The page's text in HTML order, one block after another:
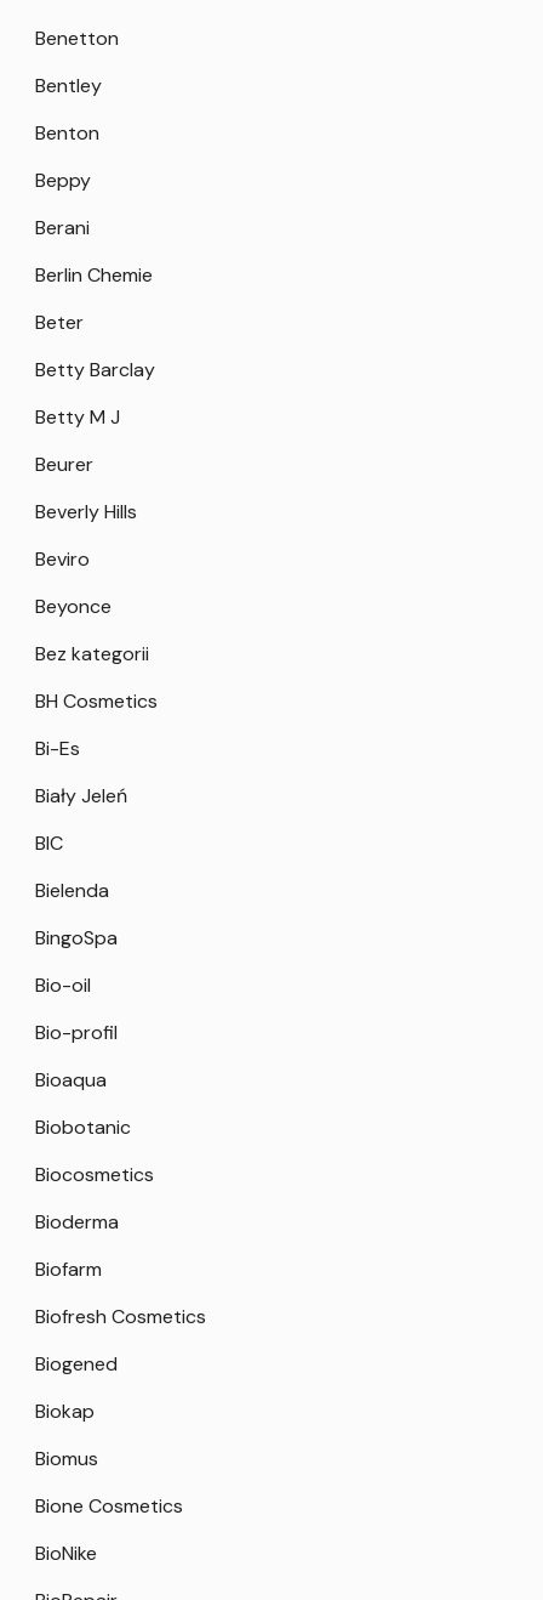
Benetton
Bentley
Benton
Beppy
Berani
Berlin Chemie
Beter
Betty Barclay
Betty M J
Beurer
Beverly Hills
Beviro
Beyonce
Bez kategorii
BH Cosmetics
Bi-Es
Biały Jeleń
BIC
Bielenda
BingoSpa
Bio-oil
Bio-profil
Bioaqua
Biobotanic
Biocosmetics
Bioderma
Biofarm
Biofresh Cosmetics
Biogened
Biokap
Biomus
Bione Cosmetics
BioNike